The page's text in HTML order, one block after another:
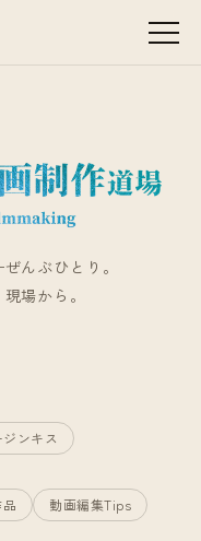
んぶひとり。
場から。
ジンキス
動画編集Tips